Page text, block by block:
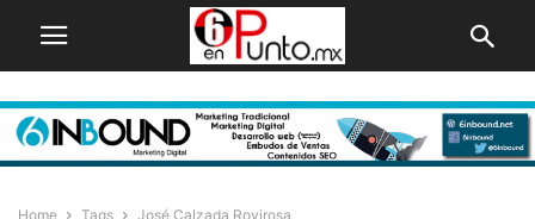
Home Tags José Calzada Rovirosa